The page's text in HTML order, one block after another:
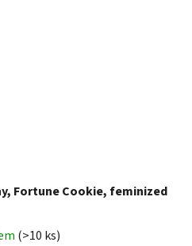
Fortune Cookie, feminized
(>10 ks)